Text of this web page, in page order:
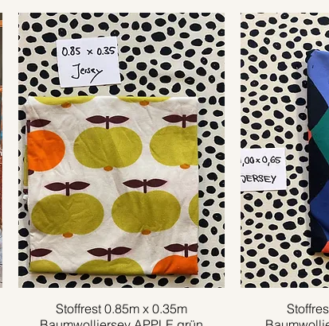
Schnellansicht
Stoffrest 0.85m x 0.35m